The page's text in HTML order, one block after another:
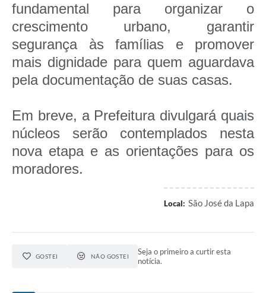
fundamental para organizar o
crescimento urbano, garantir
segurança às famílias e promover
mais dignidade para quem aguardava
pela documentação de suas casas.
Em breve, a Prefeitura divulgará quais
núcleos serão contemplados nesta
nova etapa e as orientações para os
moradores.
Local: São José da Lapa
GOSTEI NÃO GOSTEI
Seja o primeiro a curtir esta
notícia.